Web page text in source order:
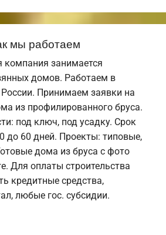
мы работаем
компания занимается
домов. Работаем в
Принимаем заявки на
из профилированного бруса.
под ключ, под усадку. Срок
до 60 дней. Проекты: типовые,
дома из бруса с фото
Для оплаты строительства
кредитные средства,
любые гос. субсидии.